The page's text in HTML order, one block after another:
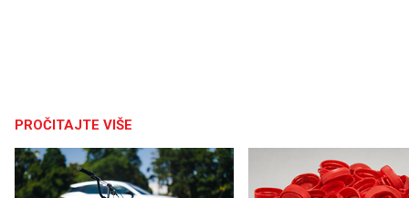
PROČITAJTE VIŠE